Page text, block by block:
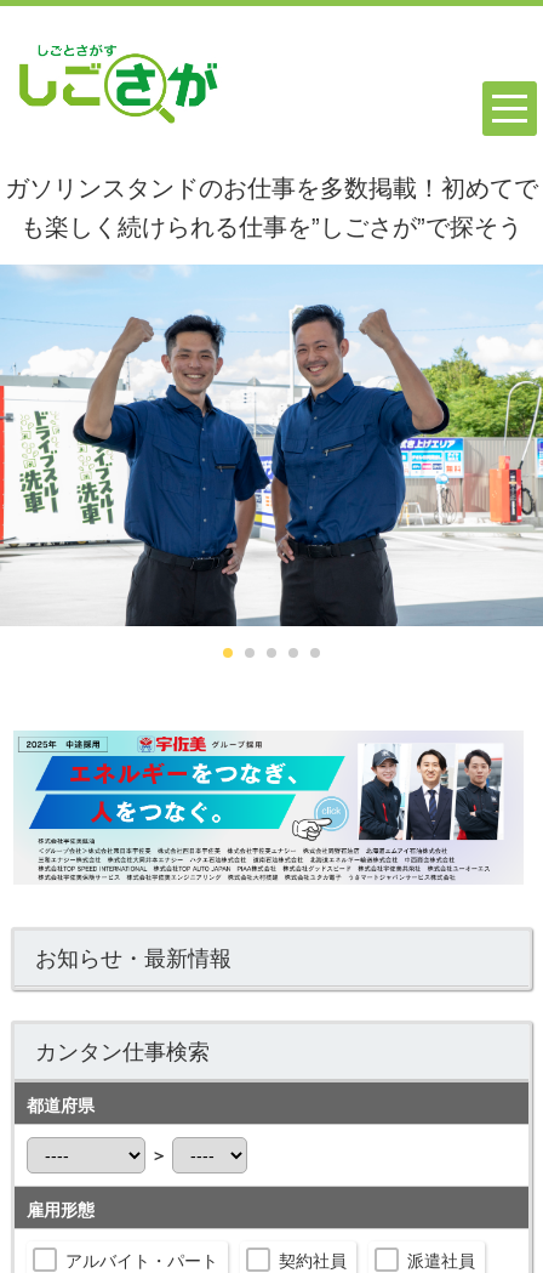
ガソリンスタンドのお仕事を多数掲載！初めてで
も楽しく続けられる仕事を”しごさが”で探そう
お知らせ・最新情報
カンタン仕事検索
都道府県
＞
雇用形態
アルバイト・パート 契約社員 派遣社員